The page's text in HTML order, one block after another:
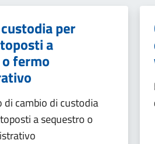
per
a
fermo
di cambio di custodia
a sequestro o